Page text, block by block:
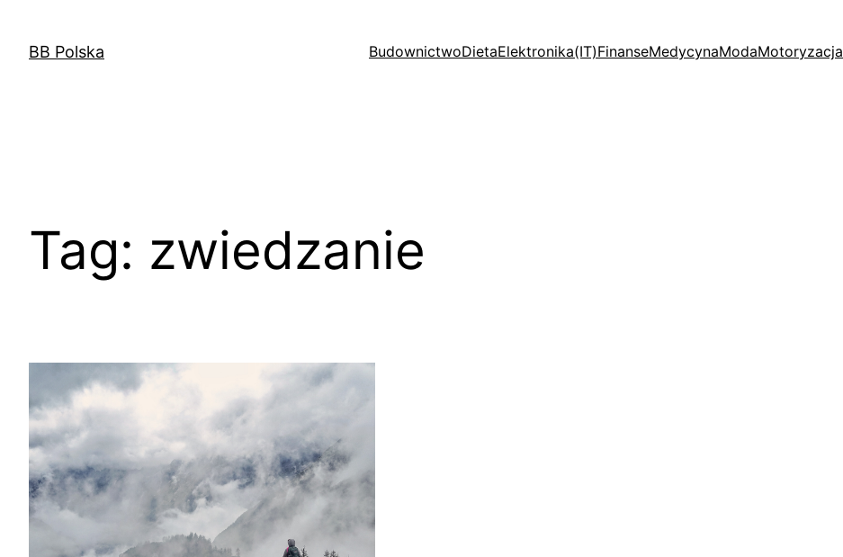
treści
BB Polska BudownictwoDietaElektronika(IT)FinanseMedycynaModaMotoryzacja
Tag: zwiedzanie